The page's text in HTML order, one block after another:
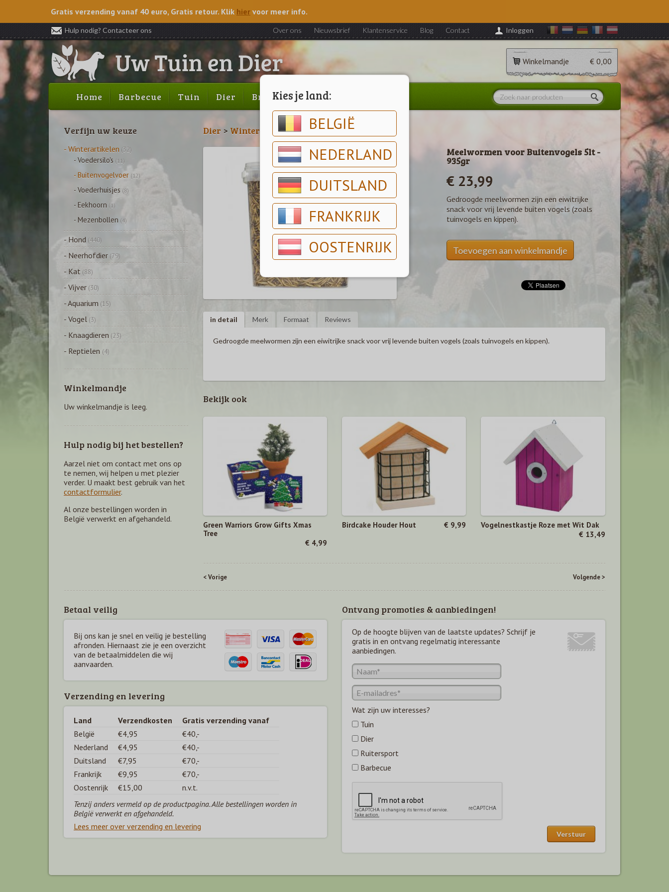
Kies je land:
BELGIË
NEDERLAND
DUITSLAND
FRANKRIJK
OOSTENRIJK
Gratis verzending vanaf 40 euro, Gratis retour. Klik hier voor meer info.
Hulp nodig? Contacteer ons Over ons Nieuwsbrief Klantenservice Blog Contact Inloggen
Winkelmandje € 0,00
Home Barbecue Tuin Dier Brood & gebak
Dier > Winterartikelen>
Buitenvogelvoer
Meelwormen voor Buitenvogels 5lt -
935gr
€ 23,99
Gedroogde meelwormen zijn een eiwitrijke
snack voor vrij levende buiten vogels (zoals
tuinvogels en kippen).
Toevoegen aan winkelmandje
in detail Merk Formaat Reviews
Gedroogde meelwormen zijn een eiwitrijke snack voor vrij levende buiten vogels (zoals tuinvogels en kippen).
Bekijk ook
Green Warriors Grow Gifts Xmas
Tree
€ 4,99
Birdcake Houder Hout € 9,99
Vogelnestkastje Roze met Wit Dak
€ 13,49
< Vorige Volgende >
Verfijn uw keuze
- Winterartikelen (32)
- Voedersilo's (11)
- Buitenvogelvoer (12)
- Voederhuisjes (8)
- Eekhoorn (1)
- Mezenbollen (4)
- Hond (440)
- Neerhofdier (79)
- Kat (88)
- Vijver (30)
- Aquarium (15)
- Vogel (3)
- Knaagdieren (23)
- Reptielen (4)
Winkelmandje
Uw winkelmandje is leeg.
Hulp nodig bij het bestellen?
Aarzel niet om contact met ons op
te nemen, wij helpen u met plezier
verder. U maakt best gebruik van het
contactformulier.
Al onze bestellingen worden in
België verwerkt en afgehandeld.
Betaal veilig
Bij ons kan je snel en veilig je bestelling
afronden. Hiernaast zie je een overzicht
van de betaalmiddelen die wij
aanvaarden.
Ontvang promoties & aanbiedingen!
Op de hoogte blijven van de laatste updates? Schrijf je
gratis in en ontvang regelmatig interessante
aanbiedingen.
Wat zijn uw interesses?
Tuin
Dier
Ruitersport
Barbecue
Verzending en levering
Land Verzendkosten
Gratis verzending vanaf
België
€4,95
€40,-
Nederland
€4,95
€40,-
Duitsland
€7,95
€70,-
Frankrijk
€9,95
€70,-
Oostenrijk
€15,00
n.v.t.
Tenzij anders vermeld op de productpagina. Alle bestellingen worden in
België verwerkt en afgehandeld.
Lees meer over verzending en levering